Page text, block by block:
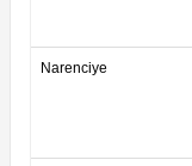
Narenciye